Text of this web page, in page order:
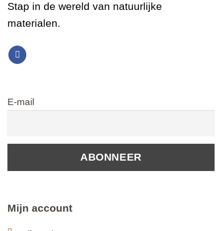
Stap in de wereld van natuurlijke
materialen.
Mijn account
E-mail